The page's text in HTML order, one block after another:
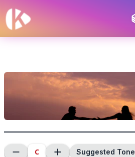
C
Suggested Tone